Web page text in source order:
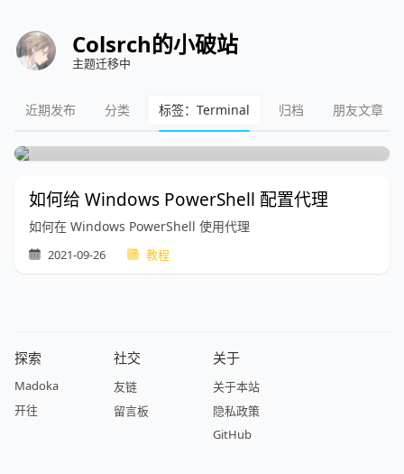
Colsrch的小破站
主题迁移中
近期发布 分类 标签：Terminal 归档 朋友文章
像 MAC 一样使用你的 Windows
如何给 Windows PowerShell 配置代理
如何在 Windows PowerShell 使用代理
2021-09-26 教程
探索
Madoka
开往
社交
友链
留言板
关于
关于本站
隐私政策
GitHub